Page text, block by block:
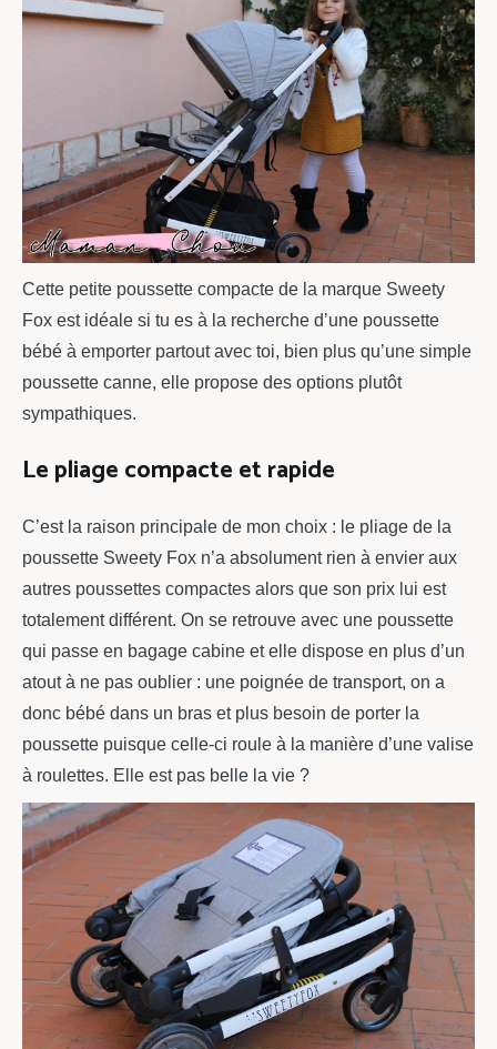
Cette petite poussette compacte de la marque Sweety
Fox est idéale si tu es à la recherche d’une poussette
bébé à emporter partout avec toi, bien plus qu’une simple
poussette canne, elle propose des options plutôt
sympathiques.
Le pliage compacte et rapide
C’est la raison principale de mon choix : le pliage de la
poussette Sweety Fox n’a absolument rien à envier aux
autres poussettes compactes alors que son prix lui est
totalement différent. On se retrouve avec une poussette
qui passe en bagage cabine et elle dispose en plus d’un
atout à ne pas oublier : une poignée de transport, on a
donc bébé dans un bras et plus besoin de porter la
poussette puisque celle-ci roule à la manière d’une valise
à roulettes. Elle est pas belle la vie ?